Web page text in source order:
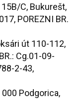
C, Bukurešt,
POREZNI BR.
út 110-112,
Cg.01-09-
2-43,
Podgorica,